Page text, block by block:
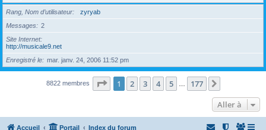
Rang, Nom d’utilisateur
zyryab
Messages
2
Site Internet
http://musicale9.net
Enregistré le
mar. janv. 24, 2006 11:52 pm
8822 membres Page 1sur177
1 2 3 4 5 177
Aller à
Accueil Portail Index du forum